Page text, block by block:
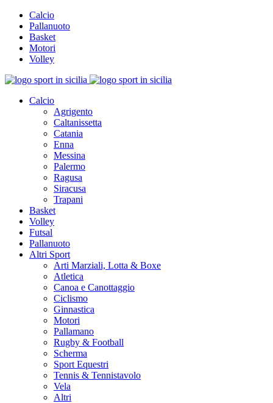
Calcio
Pallanuoto
Basket
Motori
Volley
Calcio
Agrigento
Caltanissetta
Catania
Enna
Messina
Palermo
Ragusa
Siracusa
Trapani
Basket
Volley
Futsal
Pallanuoto
Altri Sport
Arti Marziali, Lotta & Boxe
Atletica
Canoa e Canottaggio
Ciclismo
Ginnastica
Motori
Pallamano
Rugby & Football
Scherma
Sport Equestri
Tennis & Tennistavolo
Vela
Altri